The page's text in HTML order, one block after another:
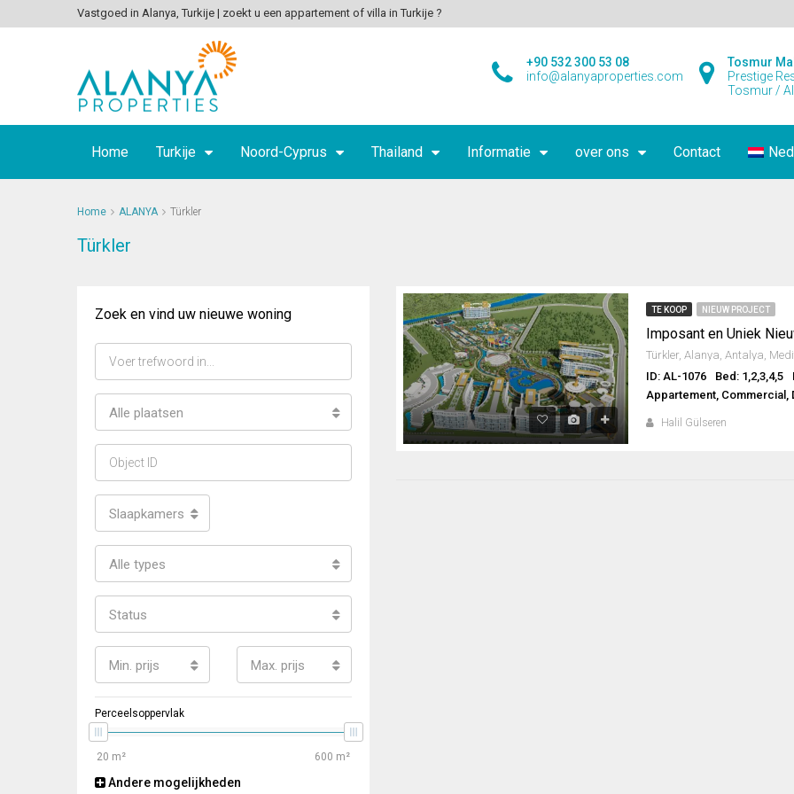
Vastgoed in Alanya, Turkije | zoekt u een appartement of villa in Turkije ?
Tosmur
Prestige
Tosmur /
+90 532 300 53 08
info@alanyaproperties.com
Home Turkije Noord-Cyprus Thailand Informatie over ons Contact
Home ALANYA Türkler
Türkler
TE KOOP NIEUW PROJECT
ID: AL-1076
Bed: 1,2,3,4,5
Appartement, Commercial,
Halil Gülseren
Zoek en vind uw nieuwe woning
Alle plaatsen
Slaapkamers
Alle types
Status
Min. prijs Max. prijs
Perceelsoppervlak
Andere mogelijkheden